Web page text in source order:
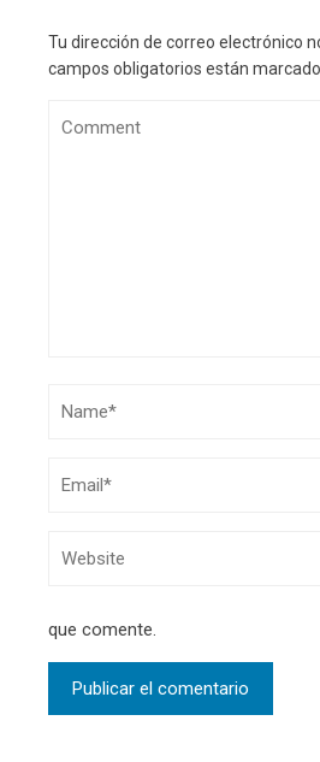
Tu dirección de correo electrónico
campos obligatorios están
que comente.